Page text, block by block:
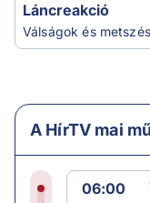
Láncreakció
Válságok és
A HírTV mai
06:00